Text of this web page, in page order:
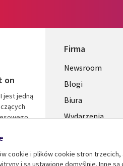
on
jest jedną
Firma
Useful
links
SECTIONS
POLSKA
Newsroom
Blogi
Biura
Wydarzenia
cookie i plików cookie stron
i są ustawione domyślnie. Inne